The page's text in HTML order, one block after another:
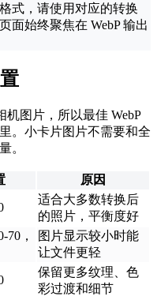
式，请使用对应的转换
面始终聚焦在 WebP 输出
图片，所以最佳 WebP
。小卡片图片不需要和全
。
原因
适合大多数转换后
的照片，平衡度好
70，
图片显示较小时能
让文件更轻
保留更多纹理、色
彩过渡和细节